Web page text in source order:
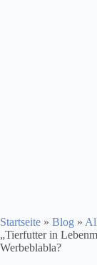
Startseite » Blog »
„Tierfutter in
Werbeblabla?